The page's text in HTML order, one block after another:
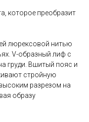
которое преобразит
люрексовой нитью
V-образный лиф с
груди. Вшитый пояс и
стройную
разрезом на
образу